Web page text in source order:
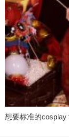
想要标准的cosplay